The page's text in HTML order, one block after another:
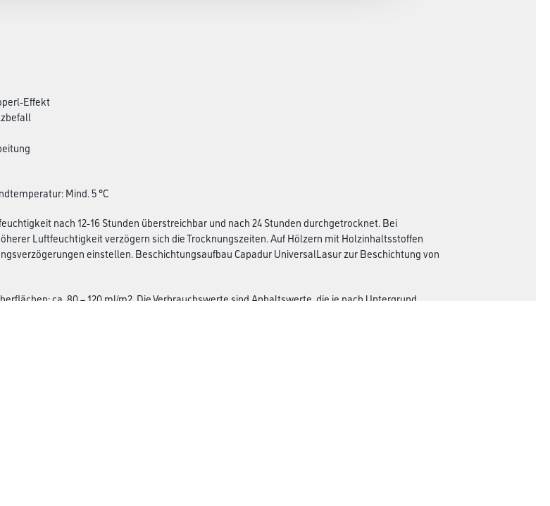
Effekt
Mind. 5 °C
nach 12-16 Stunden überstreichbar und nach 24 Stunden durchgetrocknet. Bei
Luftfeuchtigkeit verzögern sich die Trocknungszeiten. Auf Hölzern mit Holzinhaltsstoffen
einstellen. Beschichtungsaufbau Capadur UniversalLasur zur Beschichtung von
ca. 80 – 120 ml/m2. Die Verbrauchswerte sind Anhaltswerte, die je nach Untergrund